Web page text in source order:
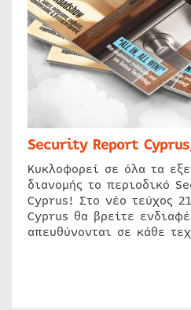
Security Report
Κυκλοφορεί σε όλα τα
διανομής το περιοδικό
Cyprus! Στο νέο τεύχος
Cyprus θα βρείτε
απευθύνονται σε κάθε